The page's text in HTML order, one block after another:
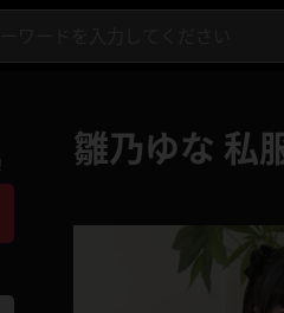
雛乃ゆな 私